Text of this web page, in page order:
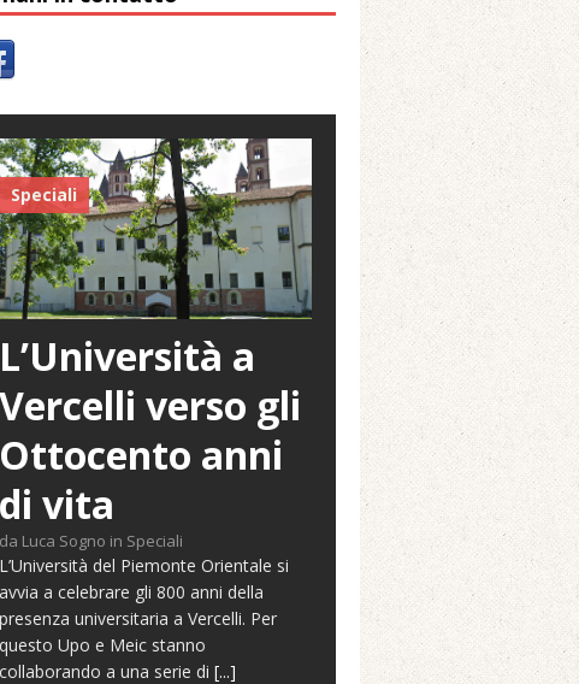
Speciali
L’Università a
Vercelli verso gli
Ottocento anni
di vita
da Luca Sogno in Speciali
L’Università del Piemonte Orientale si
avvia a celebrare gli 800 anni della
presenza universitaria a Vercelli. Per
questo Upo e Meic stanno
collaborando a una serie di [...]